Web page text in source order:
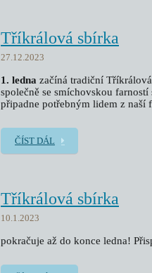
Tříkrálová sbírka
27.12.2023
1. ledna začíná tradiční
společně se smíchovskou
připadne potřebným lidem z naší
ČÍST DÁL
Tříkrálová sbírka
10.1.2023
pokračuje až do konce ledna!